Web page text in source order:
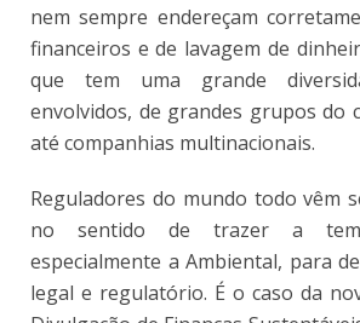
nem sempre endereçam
financeiros e de lavagem de
que tem uma grande
envolvidos, de grandes grupos do
até companhias multinacionais.
Reguladores do mundo todo vêm
no sentido de trazer a
especialmente a Ambiental, para
legal e regulatório. É o caso da